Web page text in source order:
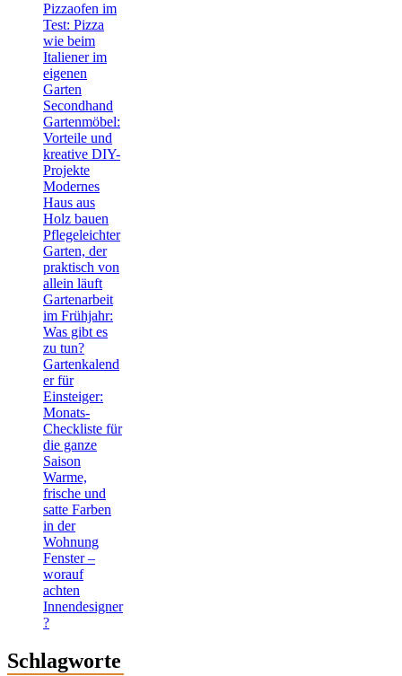
Pizzaofen im
Test: Pizza
wie beim
Italiener im
eigenen
Garten
Secondhand
Gartenmöbel:
Vorteile und
kreative DIY-
Projekte
Modernes
Haus aus
Holz bauen
Pflegeleichter
Garten, der
praktisch von
allein läuft
Gartenarbeit
im Frühjahr:
Was gibt es
zu tun?
Gartenkalend
er für
Einsteiger:
Monats-
Checkliste für
die ganze
Saison
Warme,
frische und
satte Farben
in der
Wohnung
Fenster –
worauf
achten
Innendesigner
?
Schlagworte